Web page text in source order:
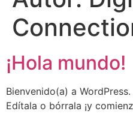
¡Hola mundo!
Bienvenido(a) a
Edítala o bórrala ¡y